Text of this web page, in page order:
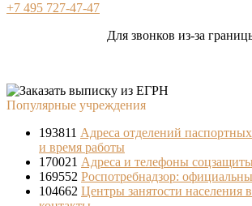
+7 495 727-47-47
Для звонков из-за
Популярные учреждения
193811 Адреса отделений
и время работы
170021 Адреса и телефоны
169552 Роспотребнадзор:
104662 Центры занятости населения